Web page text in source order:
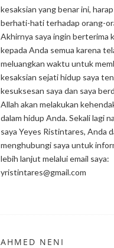
kesaksian yang benar ini, harap
berhati-hati terhadap orang-
Akhirnya saya ingin berterima
kepada Anda semua karena
meluangkan waktu untuk
kesaksian sejati hidup saya
kesuksesan saya dan saya
Allah akan melakukan
dalam hidup Anda. Sekali lagi
saya Yeyes Ristintares, Anda
menghubungi saya untuk
lebih lanjut melalui email saya:
yristintares@gmail.com
AHMED NENI